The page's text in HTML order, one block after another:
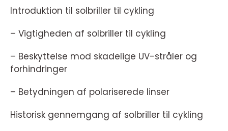
Introduktion til solbriller til cykling
– Vigtigheden af solbriller til cykling
– Beskyttelse mod skadelige UV-stråler og
forhindringer
– Betydningen af polariserede linser
Historisk gennemgang af solbriller til cykling